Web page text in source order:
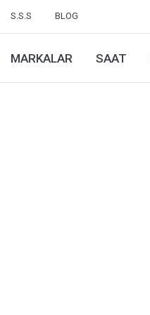
S.S.S BLOG
MARKALAR SAAT